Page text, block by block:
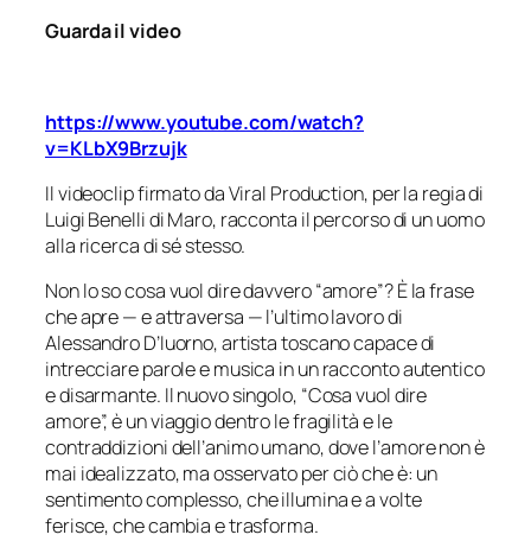
Guarda il video
https://www.youtube.com/watch?
v=KLbX9Brzujk
Il videoclip firmato da Viral Production, per la regia di
Luigi Benelli di Maro, racconta il percorso di un uomo
alla ricerca di sé stesso.
Non lo so cosa vuol dire davvero “amore”? È la frase
che apre — e attraversa — l’ultimo lavoro di
Alessandro D’Iuorno, artista toscano capace di
intrecciare parole e musica in un racconto autentico
e disarmante. Il nuovo singolo, “Cosa vuol dire
amore”, è un viaggio dentro le fragilità e le
contraddizioni dell’animo umano, dove l’amore non è
mai idealizzato, ma osservato per ciò che è: un
sentimento complesso, che illumina e a volte
ferisce, che cambia e trasforma.